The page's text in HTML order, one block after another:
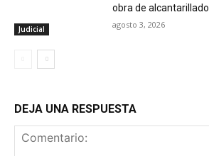
Judicial
obra de alcantarillado
agosto 3, 2026
DEJA UNA RESPUESTA